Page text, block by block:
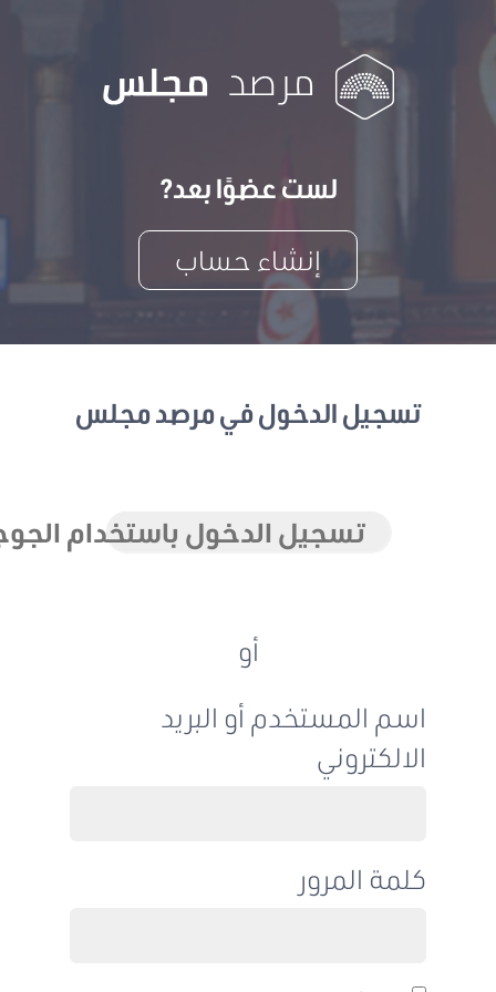
لست عضوًا بعد?
إنشاء حساب
تسجيل الدخول في مرصد مجلس
تسجيل الدخول باستخدام الجوجل
اسم المستخدم أو البريد
الالكتروني
كلمة المرور